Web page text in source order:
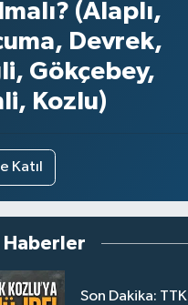
(Alaplı,
Devrek,
Gökçebey,
Kozlu)
Katıl
Haberler
Son Dakika: TTK